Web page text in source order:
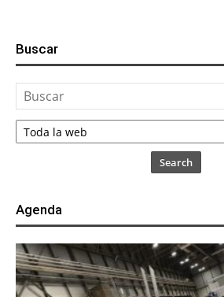
Buscar
Search
Agenda